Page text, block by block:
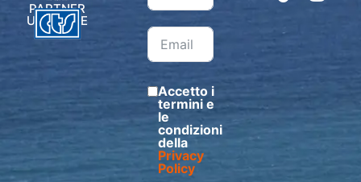
PARTNER
UFFICIALE
Accetto i
termini e
le
condizioni
della
Privacy
Policy